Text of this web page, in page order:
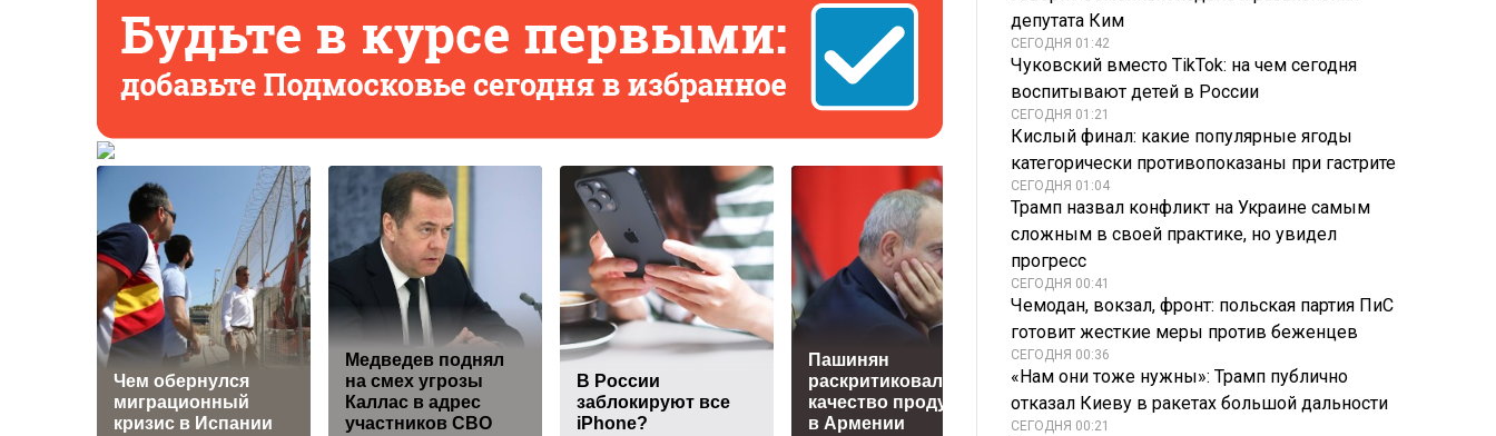
Чем обернулся
миграционный
кризис в Испании
Медведев поднял
на смех угрозы
Каллас в адрес
участников СВО
В России
заблокируют все
iPhone?
Пашинян
раскритиковал
качество продуктов
в Армении
Гражданку
Узбекистана
выдворят из РФ
после инцидента с
ковриком
110 украинцев с
временной
депутата Ким
СЕГОДНЯ 01:42
Чуковский вместо TikTok: на чем сегодня
воспитывают детей в России
СЕГОДНЯ 01:21
Кислый финал: какие популярные ягоды
категорически противопоказаны при гастрите
СЕГОДНЯ 01:04
Трамп назвал конфликт на Украине самым
сложным в своей практике, но увидел
прогресс
СЕГОДНЯ 00:41
Чемодан, вокзал, фронт: польская партия ПиС
готовит жесткие меры против беженцев
СЕГОДНЯ 00:36
«Нам они тоже нужны»: Трамп публично
отказал Киеву в ракетах большой дальности
СЕГОДНЯ 00:21